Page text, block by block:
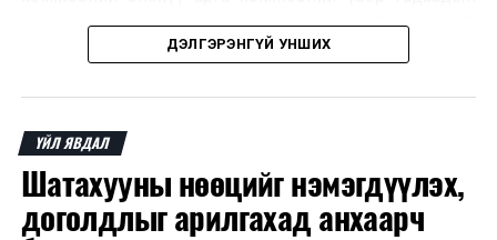
зочид, төлөөлөгчдөд аюулгүй, шуурхай, соёлтой,
мэргэжлийн түвшинд тээврийн үйлчилгээ үзүүлэх
зохион байгуулалтын онцлог, зочид, төлөөлөгчдийн
ангилал, үйлчилгээний стандарт, жолооч нарын үүрэг
хариуцлага, сахилга бат, үйлчилгээний соёл, ёс зүй,
мэргэжлийн харилцааны талаар нэгдсэн мэдээлэл
ДЭЛГЭРЭНГҮЙ УНШИХ
ҮЙЛ ЯВДАЛ
Шатахууны нөөцийг нэмэгдүүлэх,
доголдлыг арилгахад анхаарч